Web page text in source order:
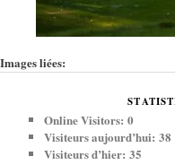
Images liées:
Online Visitors:0
Visiteurs aujourd’hui:38
Visiteurs d’hier:35